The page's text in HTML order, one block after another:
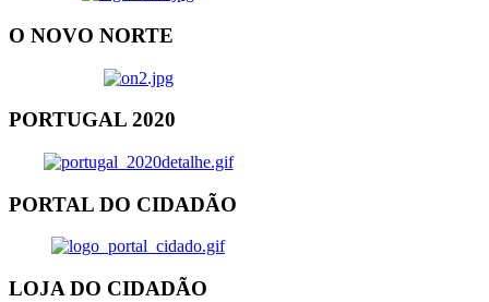
O NOVO NORTE
PORTUGAL 2020
PORTAL DO CIDADÃO
LOJA DO CIDADÃO